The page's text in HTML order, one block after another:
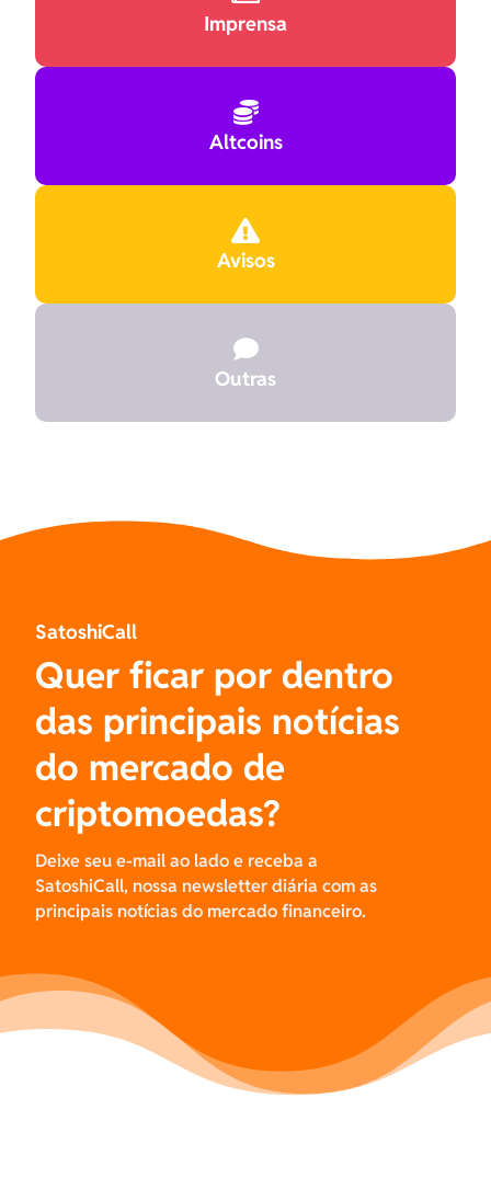
Imprensa

Altcoins

Avisos

Outras
SatoshiCall
Quer ficar por dentro
das principais notícias
do mercado de
criptomoedas?
Deixe seu e-mail ao lado e receba a
SatoshiCall, nossa newsletter diária com as
principais notícias do mercado financeiro.